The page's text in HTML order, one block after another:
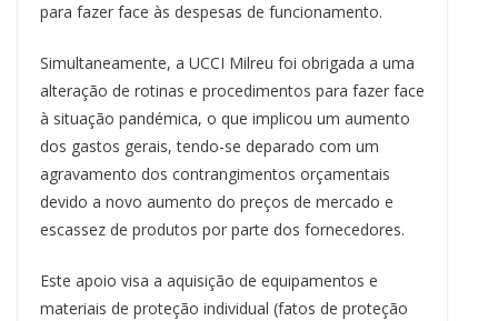
para fazer face às despesas de funcionamento.
Simultaneamente, a UCCI Milreu foi obrigada a uma
alteração de rotinas e procedimentos para fazer face
à situação pandémica, o que implicou um aumento
dos gastos gerais, tendo-se deparado com um
agravamento dos contrangimentos orçamentais
devido a novo aumento do preços de mercado e
escassez de produtos por parte dos fornecedores.
Este apoio visa a aquisição de equipamentos e
materiais de proteção individual (fatos de proteção